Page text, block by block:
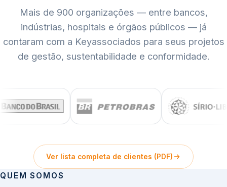
Mais de 900 organizações — entre bancos,
indústrias, hospitais e órgãos públicos — já
contaram com a Keyassociados para seus projetos
de gestão, sustentabilidade e conformidade.
Ver lista completa de clientes (PDF)
QUEM SOMOS